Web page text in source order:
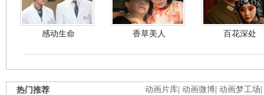
感动生命 香草美人 百花深处
动画片库 动画微博 动画梦工场
热门推荐